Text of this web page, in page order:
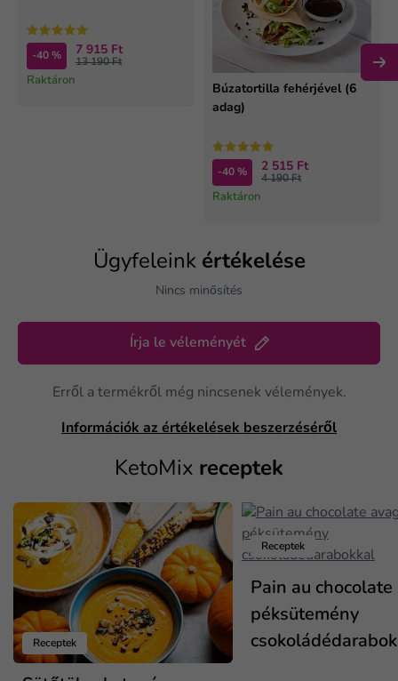
-40 % 7 915 Ft
13 190 Ft
Raktáron
Búzatortilla fehérjével (6
adag)
-40 % 2 515 Ft
4 190 Ft
Raktáron
Ügyfeleink értékelése
Nincs minősítés
Írja le véleményét
Erről a termékről még nincsenek vélemények.
Információk az értékelések beszerzéséről
KetoMix receptek
Receptek
Receptek
Pain au chocolate
péksütemény